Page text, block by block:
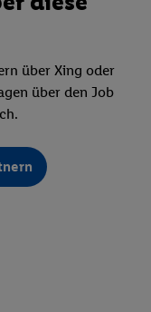
über Xing oder
über den Job